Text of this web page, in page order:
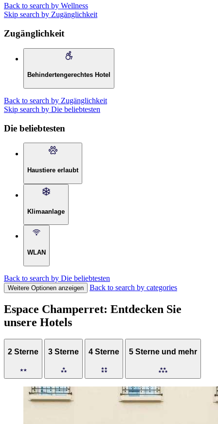
Back to search by Wellness
Skip search by Zugänglichkeit
Zugänglichkeit
Behindertengerechtes Hotel
Back to search by Zugänglichkeit
Skip search by Die beliebtesten
Die beliebtesten
Haustiere erlaubt
Klimaanlage
WLAN
Back to search by Die beliebtesten
Weitere Optionen anzeigen Back to search by categories
Espace Champerret: Entdecken Sie
unsere Hotels
2 Sterne 3 Sterne 4 Sterne 5 Sterne und mehr